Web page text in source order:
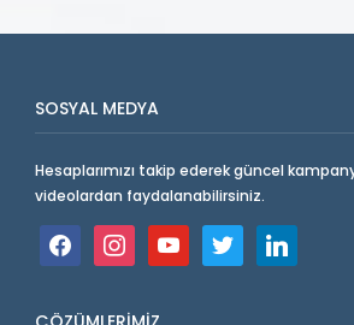
SOSYAL MEDYA
Hesaplarımızı takip ederek güncel
videolardan faydalanabilirsiniz.
facebookinstagramyoutube twitter linkedin